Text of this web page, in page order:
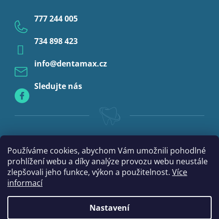
Používáme cookies, abychom Vám umožnili pohodlné
prohlížení webu a díky analýze provozu webu neustále
zlepšovali jeho funkce, výkon a použitelnost. Více
informací
Nastavení
Anestezie
Profylaxe
info@dentamax.cz
777 244 005
734 898 423
Sledujte nás
Vytvořil Shoptet